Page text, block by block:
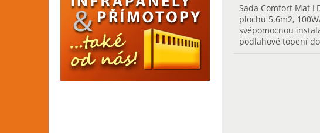
Sada Comfort Mat
plochu 5,6m2,
svépomocnou
podlahové topení